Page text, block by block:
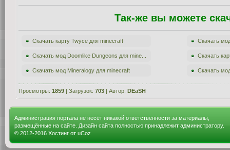
Так-же вы можете
Скачать карту Twyce для minecraft Скачать
Скачать мод Doomlike Dungeons для mine... Скачать
Скачать мод Mineralogy для minecraft Скачать
Просмотры: 1859 | Загрузок: 703 | Автор: DEaSH
Администрация портала не несёт никакой ответственности за материалы,
размещённые на сайте. Дизайн сайта полностью принадлежит администратору.
© 2012-2016 Хостинг от uCoz